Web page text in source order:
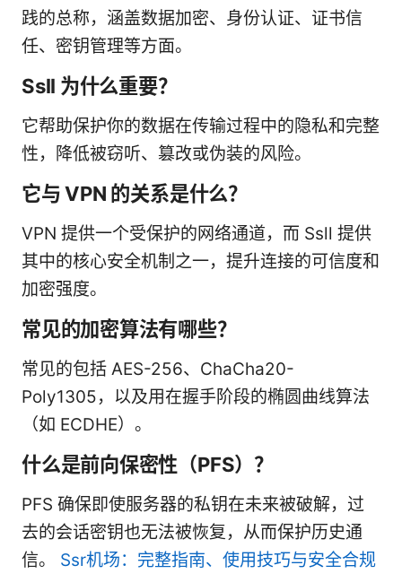
践的总称，涵盖数据加密、身份认证、证书信
任、密钥管理等方面。
Ssll 为什么重要？
它帮助保护你的数据在传输过程中的隐私和完整
性，降低被窃听、篡改或伪装的风险。
它与 VPN 的关系是什么？
VPN 提供一个受保护的网络通道，而 Ssll 提供
其中的核心安全机制之一，提升连接的可信度和
加密强度。
常见的加密算法有哪些？
常见的包括 AES-256、ChaCha20-
Poly1305，以及用在握手阶段的椭圆曲线算法
（如 ECDHE）。
什么是前向保密性（PFS）？
PFS 确保即使服务器的私钥在未来被破解，过
去的会话密钥也无法被恢复，从而保护历史通
信。 Ssr机场：完整指南、使用技巧与安全合规